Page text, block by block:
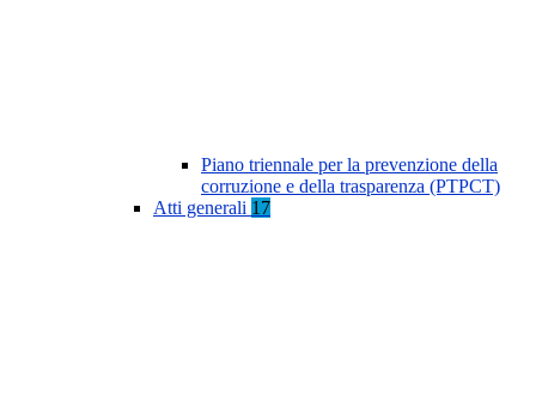
Piano triennale per la prevenzione della
corruzione e della trasparenza (PTPCT)
Atti generali 17